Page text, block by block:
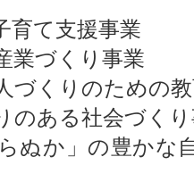
育て支援事業
業づくり事業
づくりのための
のある社会づく
ぬか」の豊かな